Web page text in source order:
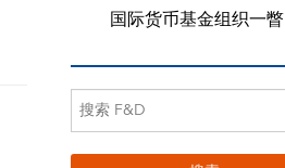
国际货币基金组织一瞥